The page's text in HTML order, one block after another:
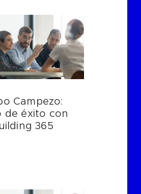
Campezo:
de éxito con
365